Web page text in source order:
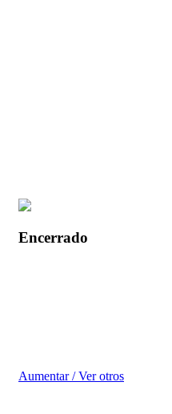
Encerrado
Aumentar / Ver otros